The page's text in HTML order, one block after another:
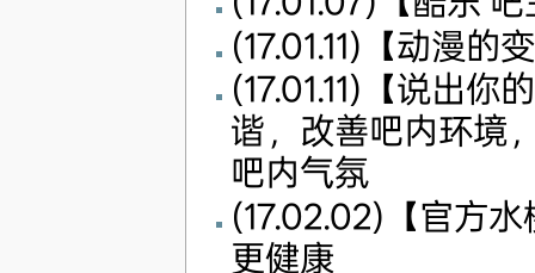
(17.01.11)【动漫的
(17.01.11)【说出你
谐，改善吧内环境
吧内气氛
(17.02.02)【官方
更健康